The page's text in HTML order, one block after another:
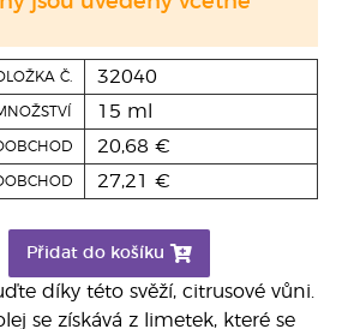
díky této svěží, citrusové vůni.
se získává z limetek, které se
Č. 32040
15 ml
20,68 €
27,21 €
Přidat do košíku